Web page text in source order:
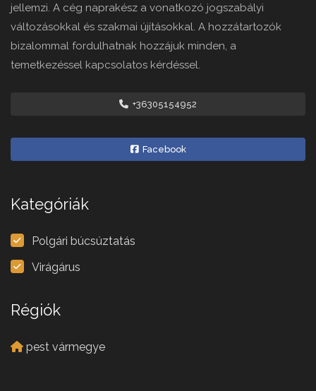
jellemzi. A cég naprakész a vonatkozó jogszabályi
változásokkal és szakmai újításokkal. A hozzátartozók
bizalommal fordulhatnak hozzájuk minden, a
temetkezéssel kapcsolatos kérdéssel.
+36305154952
Facebook
Kategóriák
Polgári búcsúztatás
Virágárus
Régiók
pest vármegye